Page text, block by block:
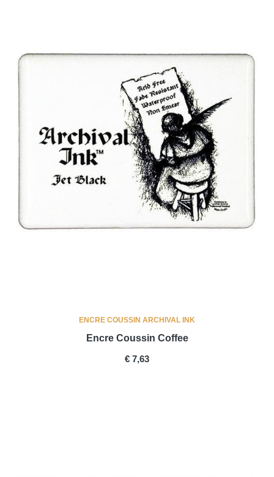
ENCRE COUSSIN ARCHIVAL INK
Encre Coussin Coffee
PRICE
€ 7,63